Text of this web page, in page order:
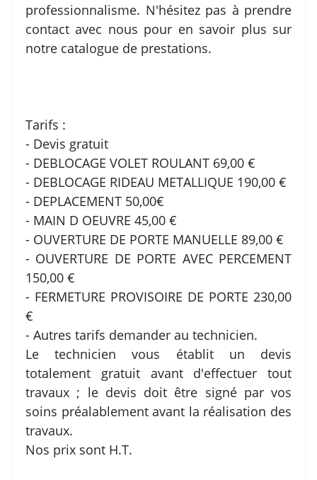
professionnalisme. N'hésitez pas à prendre
contact avec nous pour en savoir plus sur
notre catalogue de prestations.
Tarifs :
- Devis gratuit
- DEBLOCAGE VOLET ROULANT 69,00 €
- DEBLOCAGE RIDEAU METALLIQUE 190,00 €
- DEPLACEMENT 50,00€
- MAIN D OEUVRE 45,00 €
- OUVERTURE DE PORTE MANUELLE 89,00 €
- OUVERTURE DE PORTE AVEC PERCEMENT
150,00 €
- FERMETURE PROVISOIRE DE PORTE 230,00
€
- Autres tarifs demander au technicien.
Le technicien vous établit un devis
totalement gratuit avant d'effectuer tout
travaux ; le devis doit être signé par vos
soins préalablement avant la réalisation des
travaux.
Nos prix sont H.T.